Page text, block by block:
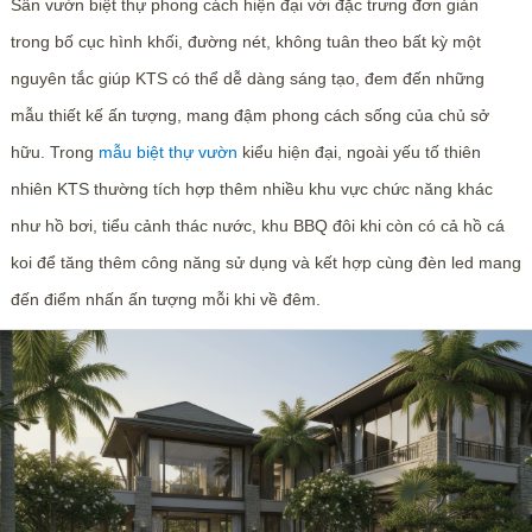
Sân vườn biệt thự phong cách hiện đại với đặc trưng đơn giản
trong bố cục hình khối, đường nét, không tuân theo bất kỳ một
nguyên tắc giúp KTS có thể dễ dàng sáng tạo, đem đến những
mẫu thiết kế ấn tượng, mang đậm phong cách sống của chủ sở
hữu. Trong mẫu biệt thự vườn kiểu hiện đại, ngoài yếu tố thiên
nhiên KTS thường tích hợp thêm nhiều khu vực chức năng khác
như hồ bơi, tiểu cảnh thác nước, khu BBQ đôi khi còn có cả hồ cá
koi để tăng thêm công năng sử dụng và kết hợp cùng đèn led mang
đến điểm nhấn ấn tượng mỗi khi về đêm.